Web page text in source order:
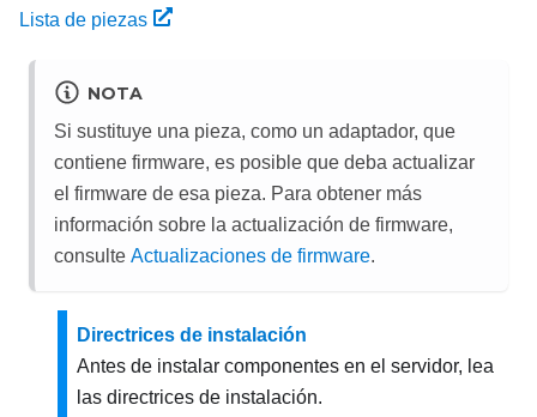
Lista de piezas
NOTA
Si sustituye una pieza, como un adaptador, que
contiene firmware, es posible que deba actualizar
el firmware de esa pieza. Para obtener más
información sobre la actualización de firmware,
consulte Actualizaciones de firmware.
Directrices de instalación
Antes de instalar componentes en el servidor, lea
las directrices de instalación.